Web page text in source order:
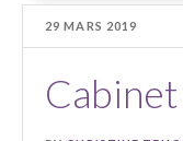
29 MARS 2019